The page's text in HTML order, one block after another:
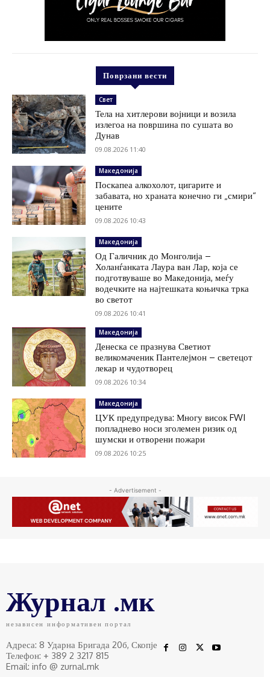
Поврзани вести
Свет
Тела на хитлерови војници и возила
излегоа на површина по сушата во
Дунав
09.08.2026 11:40
Македонија
Поскапеа алкохолот, цигарите и
забавата, но храната конечно ги „смири“
цените
09.08.2026 10:43
Македонија
Од Галичник до Монголија –
Холанѓанката Лаура ван Лар, која се
подготвуваше во Македонија, меѓу
водечките на најтешката коњичка трка
во светот
09.08.2026 10:41
Македонија
Денеска се празнува Светиот
великомаченик Пантелејмон – светецот
лекар и чудотворец
09.08.2026 10:34
Македонија
ЦУК предупредува: Многу висок FWI
попладнево носи зголемен ризик од
шумски и отворени пожари
09.08.2026 10:25
- Advertisement -
Журнал .мк
независен информативен портал
Адреса: 8 Ударна Бригада 20б, Скопје
Телефон: + 389 2 3217 815
Email: info @ zurnal.mk